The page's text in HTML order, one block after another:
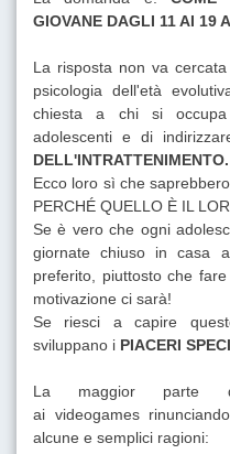
GIOVANE DAGLI 11 AI 19
La risposta non va
psicologia dell'età
chiesta a chi si
adolescenti e di
DELL'INTRATTENIMENTO.
Ecco loro sì che
PERCHÉ QUELLO È IL
Se è vero che ogni
giornate chiuso in casa
preferito, piuttosto che
motivazione ci sarà!
Se riesci a capire
sviluppano i PIACERI
La maggior parte
ai videogames
alcune e semplici ragioni: